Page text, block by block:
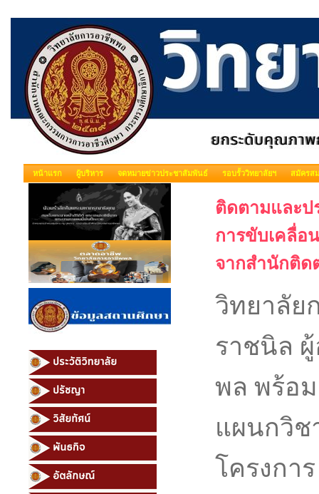
หน้าแรก ผู้บริหาร จดหมายข่าวประชาสัมพันธ์ รอบรั้ววิทยาลัยฯ สมัครส
ติดตามและป
การขับเคลื่อ
จากสำนักติด
วิทยาลัย
ราชนิล
พล พร้อ
แผนกวิช
โครงกา